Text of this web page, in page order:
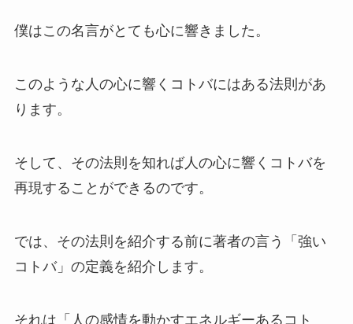
僕はこの名言がとても心に響きました。
このような人の心に響くコトバにはある法則があ
ります。
そして、その法則を知れば人の心に響くコトバを
再現することができるのです。
では、その法則を紹介する前に著者の言う「 強い
コトバ」の定義を紹介します。
それは「 人の感情を動かすエネルギーあるコト